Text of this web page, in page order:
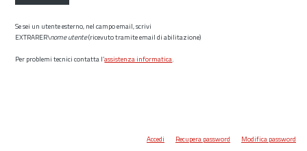
Se sei un utente esterno, nel campo email, scrivi
EXTRARER\nome utente(ricevuto tramite email di abilitazione)
Per problemi tecnici contatta l’assistenza informatica.
Accedi Recupera password Modifica password